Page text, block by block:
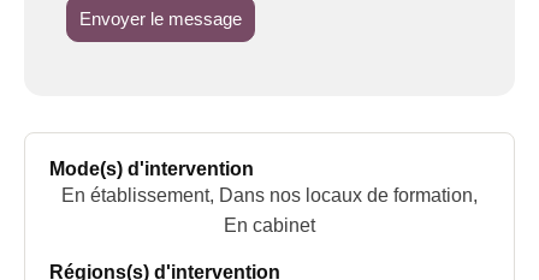
Envoyer le message
Mode(s) d'intervention
En établissement, Dans nos locaux de formation,
En cabinet
Régions(s) d'intervention